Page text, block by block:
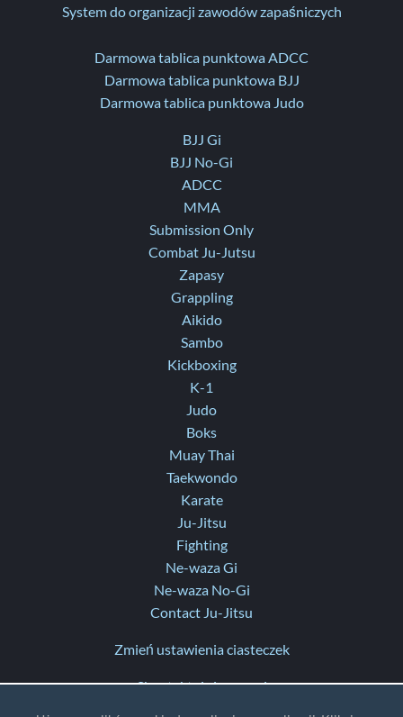
System do organizacji zawodów zapaśniczych
Darmowa tablica punktowa ADCC
Darmowa tablica punktowa BJJ
Darmowa tablica punktowa Judo
BJJ Gi
BJJ No-Gi
ADCC
MMA
Submission Only
Combat Ju-Jutsu
Zapasy
Grappling
Aikido
Sambo
Kickboxing
K-1
Judo
Boks
Muay Thai
Taekwondo
Karate
Ju-Jitsu
Fighting
Ne-waza Gi
Ne-waza No-Gi
Contact Ju-Jitsu
Zmień ustawienia ciasteczek
Skontaktuj się z nami